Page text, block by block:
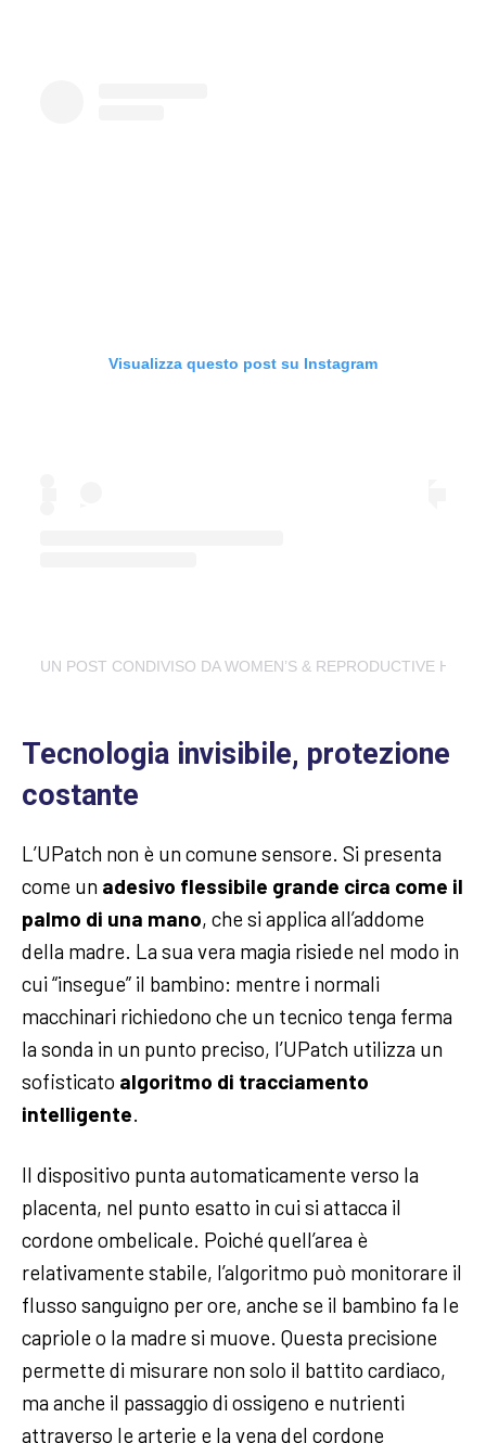
Visualizza questo post su Instagram
UN POST CONDIVISO DA WOMEN’S & REPRODUCTIVE
Tecnologia invisibile, protezione
costante
L’UPatch non è un comune sensore. Si presenta
come un adesivo flessibile grande circa come il
palmo di una mano, che si applica all’addome
della madre. La sua vera magia risiede nel modo in
cui “insegue” il bambino: mentre i normali
macchinari richiedono che un tecnico tenga ferma
la sonda in un punto preciso, l’UPatch utilizza un
sofisticato algoritmo di tracciamento
intelligente.
Il dispositivo punta automaticamente verso la
placenta, nel punto esatto in cui si attacca il
cordone ombelicale. Poiché quell’area è
relativamente stabile, l’algoritmo può monitorare il
flusso sanguigno per ore, anche se il bambino fa le
capriole o la madre si muove. Questa precisione
permette di misurare non solo il battito cardiaco,
ma anche il passaggio di ossigeno e nutrienti
attraverso le arterie e la vena del cordone